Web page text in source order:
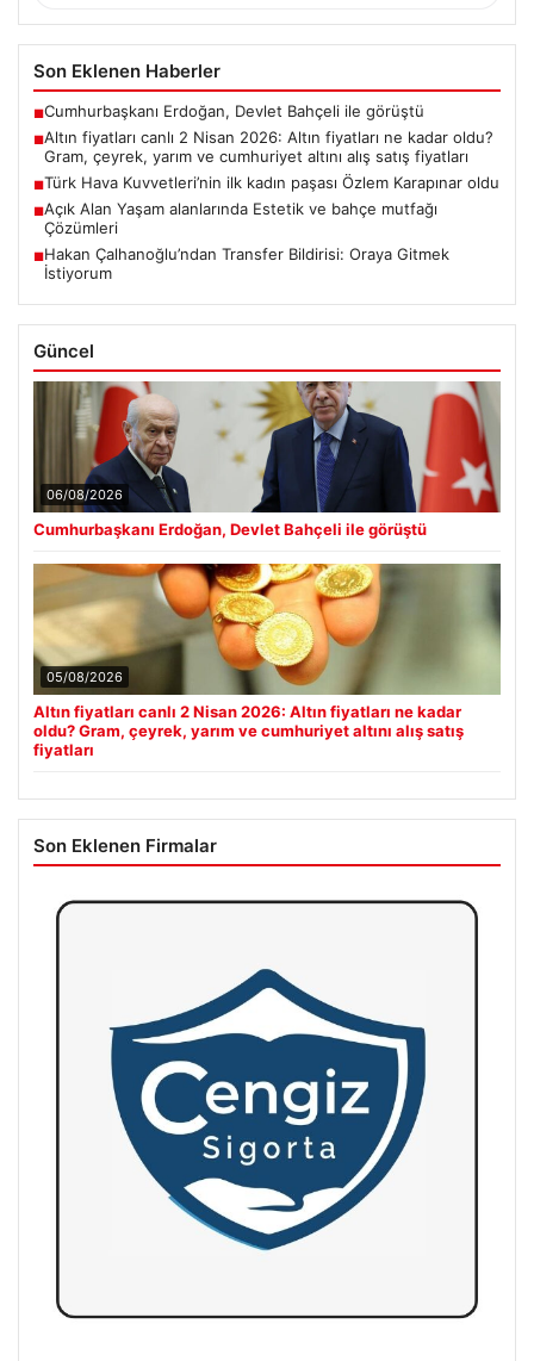
Son Eklenen Haberler
■Cumhurbaşkanı Erdoğan, Devlet Bahçeli ile görüştü
■Altın fiyatları canlı 2 Nisan 2026: Altın fiyatları ne kadar oldu?
Gram, çeyrek, yarım ve cumhuriyet altını alış satış fiyatları
■Türk Hava Kuvvetleri’nin ilk kadın paşası Özlem Karapınar oldu
■Açık Alan Yaşam alanlarında Estetik ve bahçe mutfağı
Çözümleri
■Hakan Çalhanoğlu’ndan Transfer Bildirisi: Oraya Gitmek
İstiyorum
Güncel
06/08/2026
Cumhurbaşkanı Erdoğan, Devlet Bahçeli ile görüştü
05/08/2026
Altın fiyatları canlı 2 Nisan 2026: Altın fiyatları ne kadar
oldu? Gram, çeyrek, yarım ve cumhuriyet altını alış satış
fiyatları
Son Eklenen Firmalar